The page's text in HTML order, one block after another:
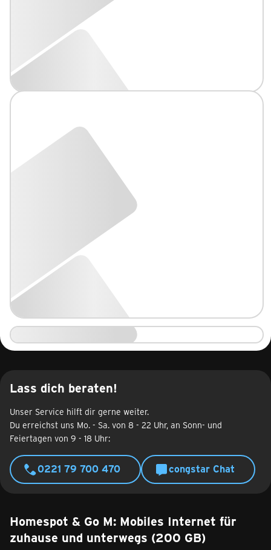
Lass dich beraten!
Unser Service hilft dir gerne weiter.
Du erreichst uns Mo. - Sa. von 8 - 22 Uhr, an Sonn- und
Feiertagen von 9 - 18 Uhr:
0221 79 700 470 congstar Chat
Homespot & Go M: Mobiles Internet für
zuhause und unterwegs (200 GB)